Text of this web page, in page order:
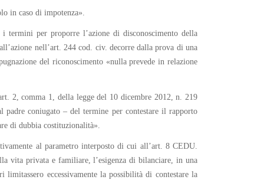
in caso di impotenza».
termini per proporre l’azione di disconoscimento della
nell’art. 244 cod. civ. decorre dalla prova di una
del riconoscimento «nulla prevede in relazione
2, comma 1, della legge del 10 dicembre 2012, n. 219
coniugato – del termine per contestare il rapporto
di dubbia costituzionalità».
al parametro interposto di cui all’art. 8 CEDU.
vita privata e familiare, l’esigenza di bilanciare, in una
eccessivamente la possibilità di contestare la